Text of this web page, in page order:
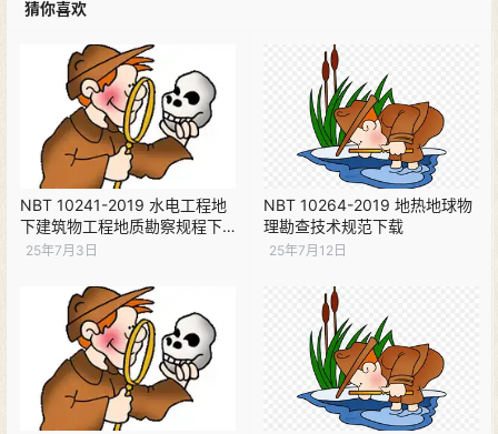
猜你喜欢
NBT 10241-2019 水电工程地
下建筑物工程地质勘察规程下
载
25年7月3日
NBT 10264-2019 地热地球物
理勘查技术规范下载
25年7月12日